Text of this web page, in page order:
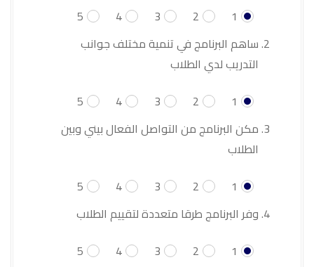
1
2
3
4
5
ساهم البرنامج في تنمية مختلف جوانب
التدريب لدي الطلاب
1
2
3
4
5
مكن البرنامج من التواصل الفعال بيني وبين
الطلاب
1
2
3
4
5
وفر البرنامج طرقا متعددة لتقييم الطلاب
1
2
3
4
5